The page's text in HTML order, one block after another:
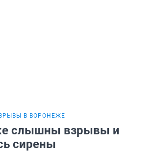
В ВОРОНЕЖЕ
слышны взрывы и
сирены